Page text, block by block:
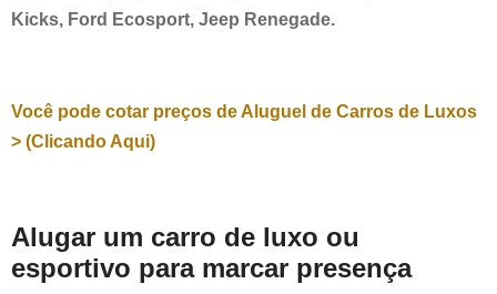
Kicks, Ford Ecosport, Jeep Renegade.
Você pode cotar preços de Aluguel de Carros de Luxos
> (Clicando Aqui)
Alugar um carro de luxo ou
esportivo para marcar presença